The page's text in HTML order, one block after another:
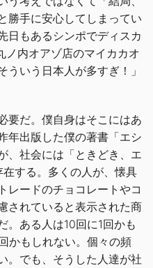
勝手に安心してしまってい
日もあるシンポでディスカ
ノ内オアゾ店のマイカカオ
いう日本人が多すぎ！」
要だ。僕自身はそこにはあ
年出版した僕の著書「エシ
、社会には「ときどき、エ
する。多くの人が、懐具
レードのチョコレートやコ
されていると表示された商
。ある人は10回に1回かも
かもしれない。個々の頻
。でも、そうした人達が社